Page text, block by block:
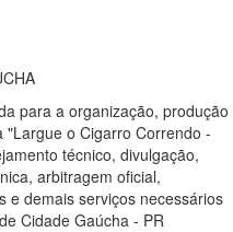
para a organização, produção
o Cigarro Correndo -
técnico, divulgação,
arbitragem oficial,
e demais serviços necessários
Cidade Gaúcha - PR